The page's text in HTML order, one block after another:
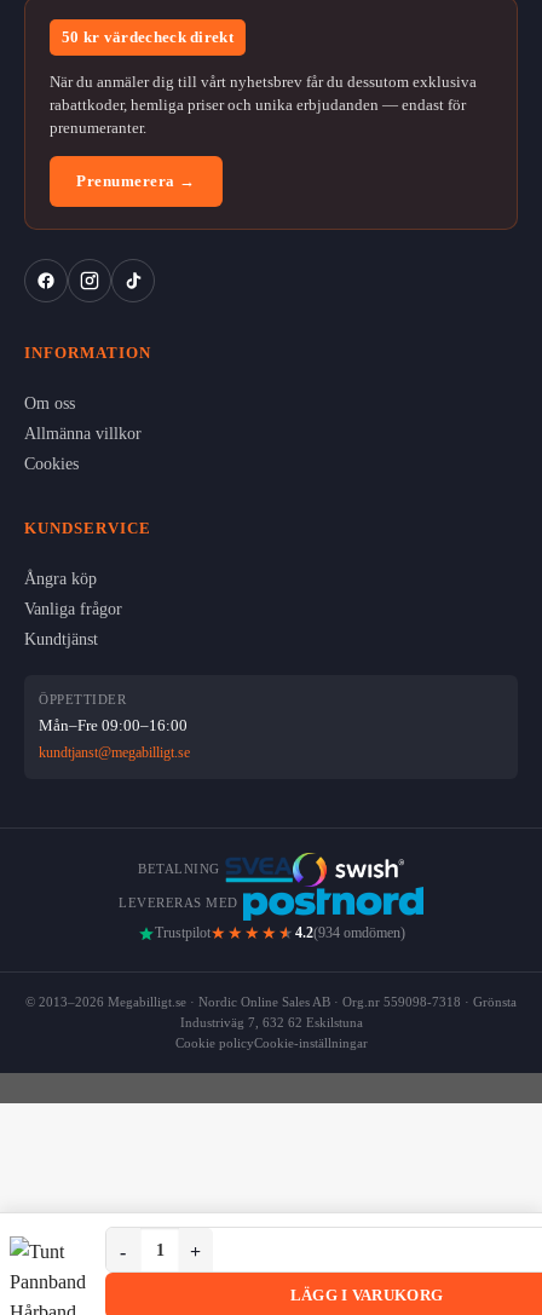
50 kr värdecheck direkt
När du anmäler dig till vårt nyhetsbrev får du dessutom exklusiva
rabattkoder, hemliga priser och unika erbjudanden — endast för
prenumeranter.
Prenumerera →
INFORMATION
Om oss
Allmänna villkor
Cookies
KUNDSERVICE
Ångra köp
Vanliga frågor
Kundtjänst
ÖPPETTIDER
Mån–Fre 09:00–16:00
kundtjanst@megabilligt.se
BETALNING
LEVERERAS MED
Trustpilot★★★★ ★ 4.2(934 omdömen)
© 2013–2026 Megabilligt.se · Nordic Online Sales AB · Org.nr 559098-7318 · Grönsta
Industriväg 7, 632 62 Eskilstuna
Cookie policyCookie-inställningar
Tunt Pannband Hårband för Sport Träning (Svart)
Tunt Pannband Hårband för Sport Träning (Svart) mängd
LÄGG I VARUKORG